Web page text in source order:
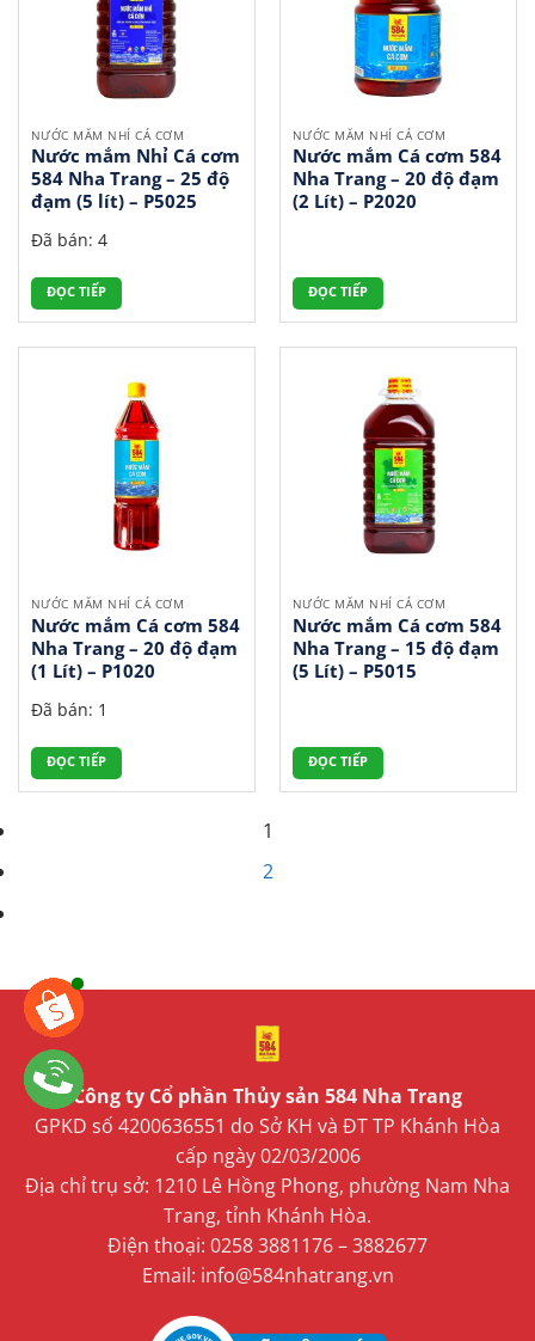
NƯỚC MẮM NHỈ CÁ CƠM
Nước mắm Nhỉ Cá cơm
584 Nha Trang – 25 độ
đạm (5 lít) – P5025
Đã bán: 4
ĐỌC TIẾP
NƯỚC MẮM NHỈ CÁ CƠM
Nước mắm Cá cơm 584
Nha Trang – 20 độ đạm
(2 Lít) – P2020
ĐỌC TIẾP
NƯỚC MẮM NHỈ CÁ CƠM
Nước mắm Cá cơm 584
Nha Trang – 20 độ đạm
(1 Lít) – P1020
Đã bán: 1
ĐỌC TIẾP
NƯỚC MẮM NHỈ CÁ CƠM
Nước mắm Cá cơm 584
Nha Trang – 15 độ đạm
(5 Lít) – P5015
ĐỌC TIẾP
1
2
Công ty Cổ phần Thủy sản 584 Nha Trang
GPKD số 4200636551 do Sở KH và ĐT TP Khánh Hòa
cấp ngày 02/03/2006
Địa chỉ trụ sở: 1210 Lê Hồng Phong, phường Nam Nha
Trang, tỉnh Khánh Hòa.
Điện thoại: 0258 3881176 – 3882677
Email: info@584nhatrang.vn